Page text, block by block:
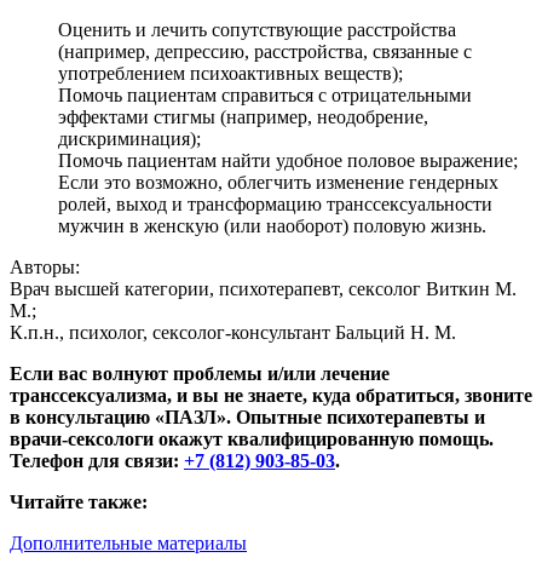
Оценить и лечить сопутствующие расстройства
(например, депрессию, расстройства, связанные с
употреблением психоактивных веществ);
Помочь пациентам справиться с отрицательными
эффектами стигмы (например, неодобрение,
дискриминация);
Помочь пациентам найти удобное половое выражение;
Если это возможно, облегчить изменение гендерных
ролей, выход и трансформацию транссексуальности
мужчин в женскую (или наоборот) половую жизнь.
Авторы:
Врач высшей категории, психотерапевт, сексолог Виткин М.
М.;
К.п.н., психолог, сексолог-консультант Бальций Н. М.
Если вас волнуют проблемы и/или лечение
транссексуализма, и вы не знаете, куда обратиться, звоните
в консультацию «ПАЗЛ». Опытные психотерапевты и
врачи-сексологи окажут квалифицированную помощь.
Телефон для связи: +7 (812) 903-85-03.
Читайте также:
Дополнительные материалы